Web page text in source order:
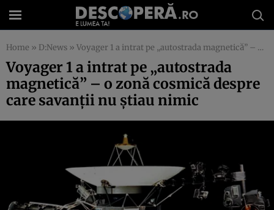
Home » D:News » Voyager 1 a intrat pe „autostrada magnetică” – o zonă cosmică despre care savanţii nu ştiau nimic
Voyager 1 a intrat pe „autostrada
magnetică” – o zonă cosmică despre
care savanţii nu ştiau nimic